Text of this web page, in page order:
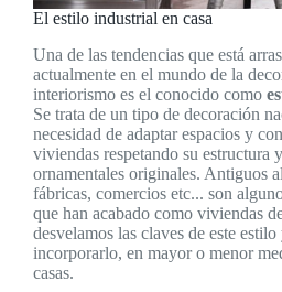
El estilo industrial en casa
Una de las tendencias que está
actualmente en el mundo de la
interiorismo es el conocido como
Se trata de un tipo de decoración
necesidad de adaptar espacios y
viviendas respetando su estructura
ornamentales originales. Antiguos
fábricas, comercios etc... son
que han acabado como viviendas
desvelamos las claves de este estilo
incorporarlo, en mayor o menor
casas.